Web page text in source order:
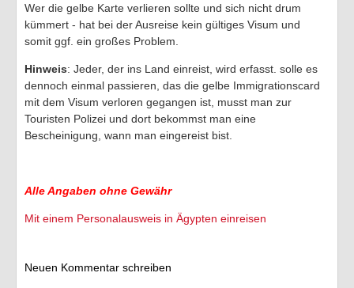
Wer die gelbe Karte verlieren sollte und sich nicht drum
kümmert - hat bei der Ausreise kein gültiges Visum und
somit ggf. ein großes Problem.
Hinweis: Jeder, der ins Land einreist, wird erfasst. solle es
dennoch einmal passieren, das die gelbe Immigrationscard
mit dem Visum verloren gegangen ist, musst man zur
Touristen Polizei und dort bekommst man eine
Bescheinigung, wann man eingereist bist.
Alle Angaben ohne Gewähr
Mit einem Personalausweis in Ägypten einreisen
Neuen Kommentar schreiben